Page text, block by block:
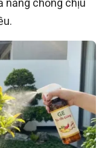
năng chống chịu